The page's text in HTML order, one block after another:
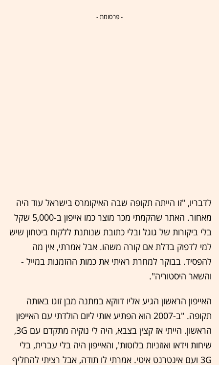
- פרסומת -
לדבריו, "זו הייתה תקופה שבה האיקומרס בישראל עוד היה
מאחור. האתר שהקמתי מכר מוצר כמו אייפון ב-5,000 שקל
בלי ביקורות של גוגל ובלי כתובת שנותנת ללקוח ביטחון שיש
למי לדפוק בדלת אם קורה משהו. אבל אמרתי, אין מה
להפסיד. בבוקר למחרת ראיתי את כמות ההזמנות במייל -
והשאר היסטוריה".
האייפון הראשון הגיע אליו דווקא במתנה מבן זוגו באותה
תקופה. "ב-2007 הוא הפתיע אותי ליום הולדתי עם האייפון
הראשון. הייתי אז קצין בצבא, היה לי נוקיה מתקדם עם 3G,
שיחות וידאו ואוזניות בלוטות', והאייפון היה בלי עברית, בלי
3G ועם אינטרנט איטי. אמרתי לו תודה, אבל רציתי להחליף